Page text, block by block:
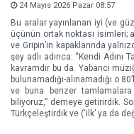
24 Mayıs 2026 Pazar 08:57
Bu aralar yayınlanan iyi (ve
üçünün ortak noktası isimleri;
ve Gripin’in kapaklarında
şey adlı adınca: “Kendi Adını
kavramdır bu da. Yabancı
bulunamadığı-alınamadığı o
ve buna benzer tamlamalara
biliyoruz,” demeye getirirdik.
Türkçeleştirdik ve (‘ilk’ ya da